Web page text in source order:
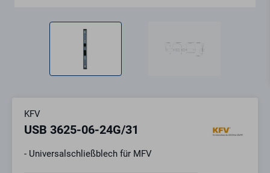
KFV
USB 3625-06-24G/31
- Universalschließblech für MFV